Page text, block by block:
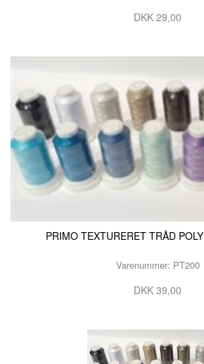
DKK 29,00
PRIMO TEXTURERET TRÅD
Varenummer: PT200
DKK 39,00